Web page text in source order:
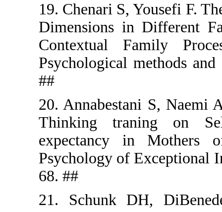
19.
20.
Thinking
21.